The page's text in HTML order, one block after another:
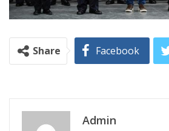
Share Facebook
Admin